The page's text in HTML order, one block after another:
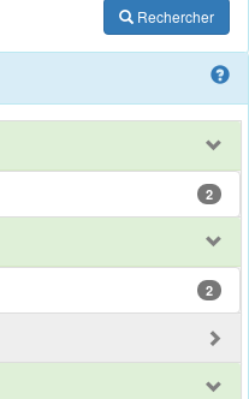
Rechercher
2
2